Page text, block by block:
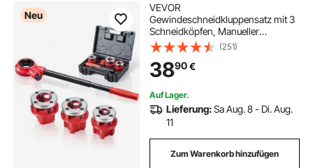
Neu
VEVOR
Gewindeschneidkluppensatz mit 3
Schneidköpfen, Manueller
Rohrgewindeschneider mit 1/2 bis 1
Zoll BSPT Schneidkluppen, Hand-
Gewindeschneidwerkzeug mit
Kasten für Sanitärinstallation
Reparatur
(251)
3890€
Auf Lager.
Lieferung:Sa Aug. 8 - Di. Aug.
11
Zum Warenkorb hinzufügen